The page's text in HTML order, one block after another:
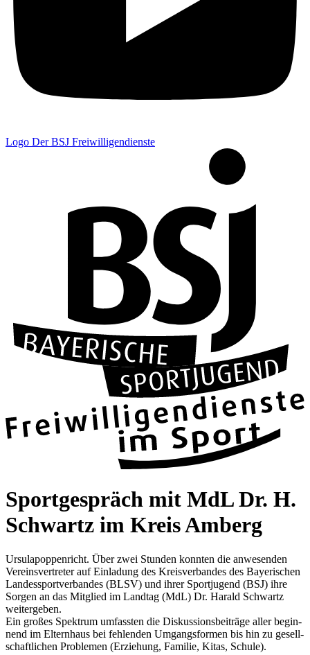
Logo Der BSJ Freiwilligendienste
Sport­ge­spräch mit MdL Dr. H.
Schwartz im Kreis Amberg
Ursul­ap­o­ppen­richt. Über zwei Stun­den konn­ten die anwe­sen­den
Ver­eins­ver­tre­ter auf Ein­la­dung des Kreis­ver­ban­des des Baye­ri­schen
Lan­des­sport­ver­ban­des (BLSV) und ihrer Sport­ju­gend (BSJ) ihre
Sor­gen an das Mit­glied im Land­tag (MdL) Dr. Harald Schwartz
wei­ter­ge­ben.
Ein gro­ßes Spek­trum umfass­ten die Dis­kus­si­ons­bei­träge aller begin­
nend im Eltern­haus bei feh­len­den Umgangs­for­men bis hin zu gesell­
schaft­li­chen Pro­ble­men (Erzie­hung, Fami­lie, Kitas, Schule).